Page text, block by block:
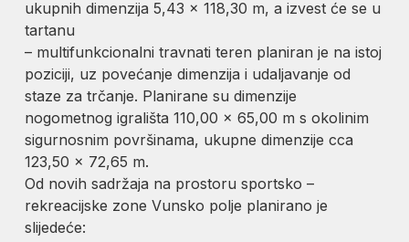
ukupnih dimenzija 5,43 x 118,30 m, a izvest će se u
tartanu
– multifunkcionalni travnati teren planiran je na istoj
poziciji, uz povećanje dimenzija i udaljavanje od
staze za trčanje. Planirane su dimenzije
nogometnog igrališta 110,00 x 65,00 m s okolinim
sigurnosnim površinama, ukupne dimenzije cca
123,50 x 72,65 m.
Od novih sadržaja na prostoru sportsko –
rekreacijske zone Vunsko polje planirano je
slijedeće: